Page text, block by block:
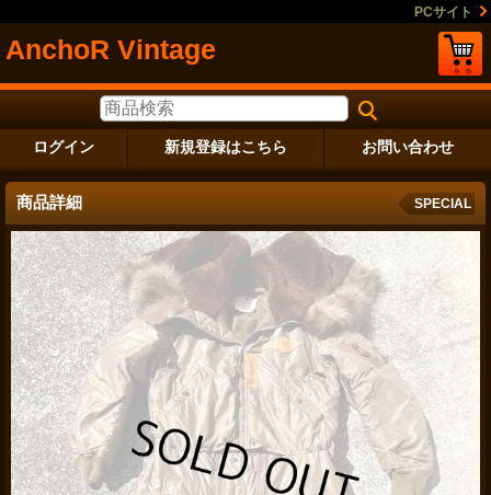
PCサイト
AnchoR Vintage
ログイン 新規登録はこちら お問い合わせ
商品詳細 SPECIAL